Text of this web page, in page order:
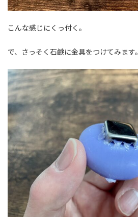
こんな感じにくっ付く。
で、さっそく石鹸に金具をつけてみます。